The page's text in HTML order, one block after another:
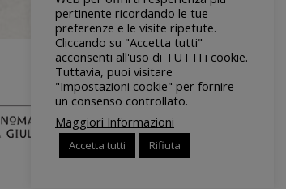
pertinente ricordando le tue
preferenze e le visite ripetute.
Cliccando su "Accetta tutti"
acconsenti all'uso di TUTTI i cookie.
Tuttavia, puoi visitare
"Impostazioni cookie" per fornire
un consenso controllato.
Maggiori Informazioni
Accetta tutti Rifiuta